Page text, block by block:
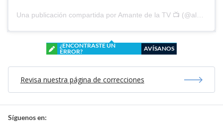
Una publicación compartida por Amante de la TV 📺 (@alguien_te_observa)
¿ENCONTRASTE UN
ERROR?
AVÍSANOS
Revisa nuestra página de correcciones
Síguenos en: